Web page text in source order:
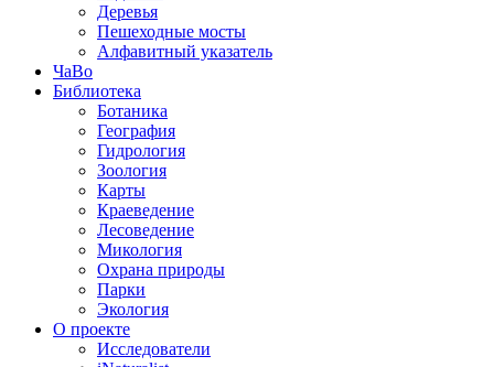
Деревья
Пешеходные мосты
Алфавитный указатель
ЧаВо
Библиотека
Ботаника
География
Гидрология
Зоология
Карты
Краеведение
Лесоведение
Микология
Охрана природы
Парки
Экология
О проекте
Исследователи